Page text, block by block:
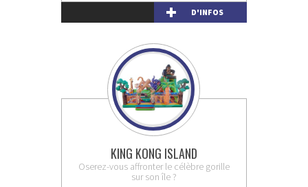
D'INFOS
KING KONG ISLAND
Oserez-vous affronter le célèbre gorille
sur son île ?